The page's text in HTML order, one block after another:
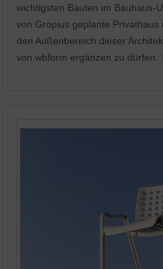
wichtigsten Bauten im Bauhaus-
von Gropius geplante Privathaus
den Außenbereich dieser
von wbform ergänzen zu dürfen.